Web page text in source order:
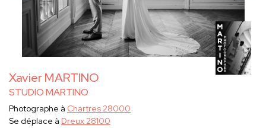
Xavier MARTINO
STUDIO MARTINO
Photographe à Chartres 28000
Se déplace à Dreux 28100